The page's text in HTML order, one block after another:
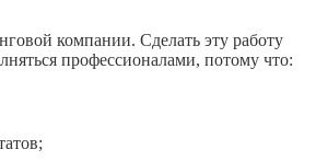
компании. Сделать эту работу
профессионалами, потому что: